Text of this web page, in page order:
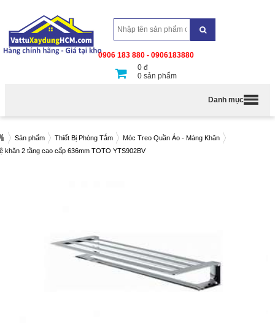
0906 183 880 - 0906183880
0 đ
0 sản phẩm
Danh mục
Sản phẩm Thiết Bị Phòng Tắm
Móc Treo Quần Áo - Máng Khăn
khăn 2 tầng cao cấp 636mm TOTO YTS902BV